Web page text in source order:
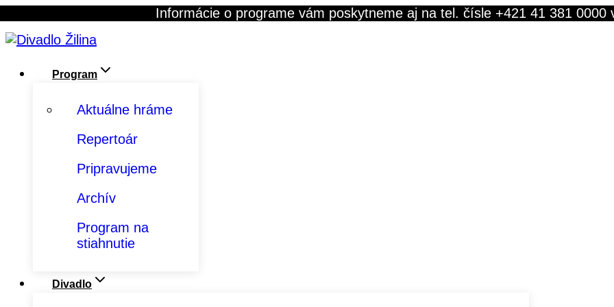
content
Informácie o programe vám poskytneme aj na tel. čísle +421 41 381 0000
Program
Aktuálne hráme
Repertoár
Pripravujeme
Archív
Program na
stiahnutie
Divadlo